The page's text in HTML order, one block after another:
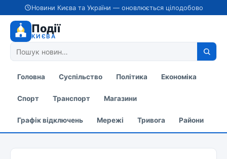
Новини Києва та України — оновлюється цілодобово
Події
КИЄВА
Головна Суспільство Політика Економіка
Спорт Транспорт Магазини
Графік відключень Мережі Тривога Райони